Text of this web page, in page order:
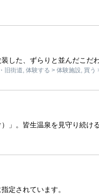
した、ずらりと並んだこだわ
旧街道, 体験する > 体験施設, 買う
」。皆生温泉を見守り続け
定されています。